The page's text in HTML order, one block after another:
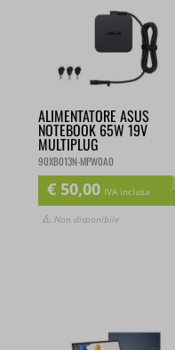
ALIMENTATORE ASUS
NOTEBOOK 65W 19V
MULTIPLUG
90XB013N-MPW0A0
€ 50,00 IVA inclusa
Non disponibile